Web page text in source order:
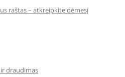
raštas – atkreipkite dėmesį
draudimas